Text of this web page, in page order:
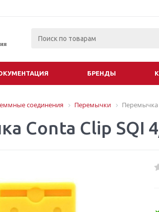
БРЕНДЫ
соединения Перемычки Перемычка
Conta Clip SQI